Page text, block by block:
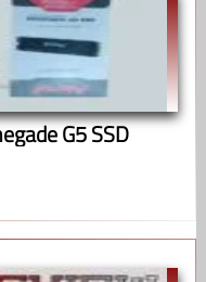
G5 SSD